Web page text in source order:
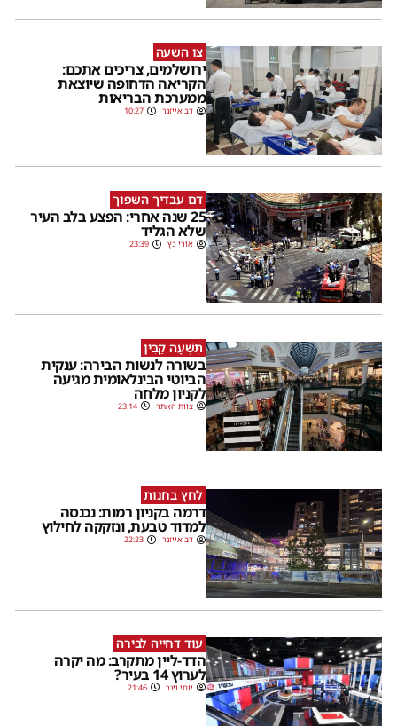
צו השעה
ירושלמים, צריכים אתכם:
הקריאה הדחופה שיוצאת
ממערכת הבריאות
דב אייזנר 10:27
דם עבדיך השפוך
25 שנה אחרי: הפצע בלב העיר
שלא הגליד
אורי כץ 23:39
תִּשְׁעָה קַבִּין
בשורה לנשות הבירה: ענקית
הביוטי הבינלאומית מגיעה
לקניון מלחה
צוות האתר 23:14
לחץ בחנות
דרמה בקניון רמות: נכנסה
למדוד טבעת, ונזקקה לחילוץ
דב אייזנר 22:23
עוד דחייה לבירה
הדד-ליין מתקרב: מה יקרה
לערוץ 14 בעיר?
יוסי וינר 21:46